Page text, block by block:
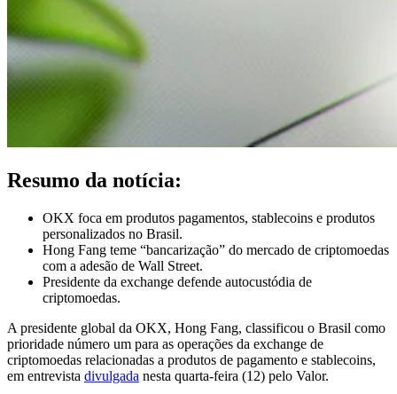
Resumo da notícia:
OKX foca em produtos pagamentos, stablecoins e produtos
personalizados no Brasil.
Hong Fang teme “bancarização” do mercado de criptomoedas
com a adesão de Wall Street.
Presidente da exchange defende autocustódia de
criptomoedas.
A presidente global da OKX, Hong Fang, classificou o Brasil como
prioridade número um para as operações da exchange de
criptomoedas relacionadas a produtos de pagamento e stablecoins,
em entrevista divulgada nesta quarta-feira (12) pelo Valor.